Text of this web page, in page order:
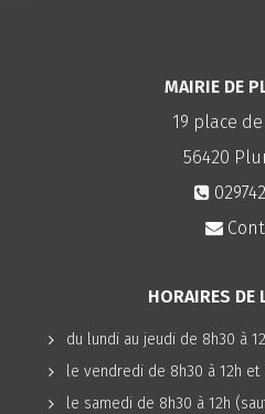
MAIRIE DE
19 place
56420
HORAIRES DE
du lundi au jeudi de 8h30 à
le vendredi de 8h30 à 12h et
le samedi de 8h30 à 12h